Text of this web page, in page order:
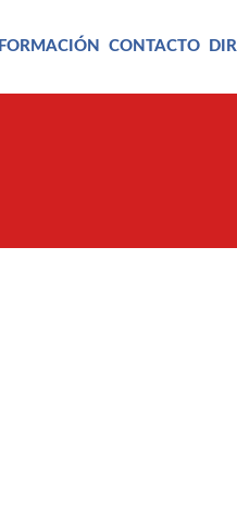
FORMACIÓN CONTACTO